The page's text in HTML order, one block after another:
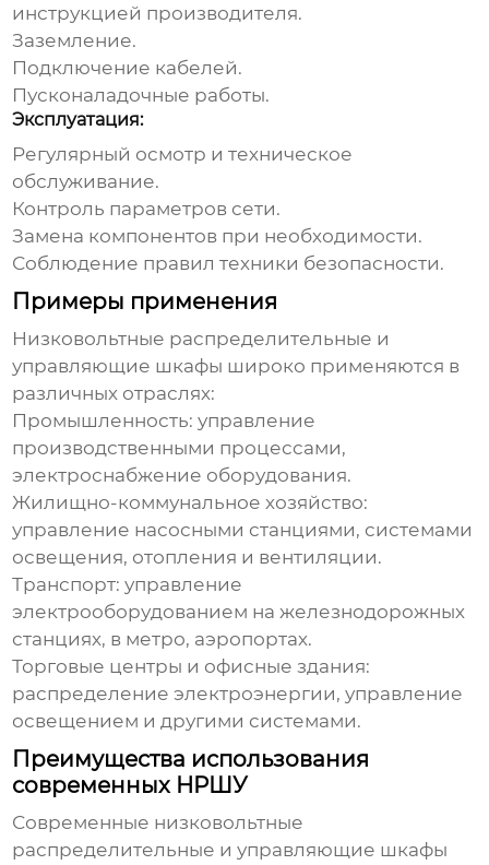
инструкцией производителя.
Заземление.
Подключение кабелей.
Пусконаладочные работы.
Эксплуатация:
Регулярный осмотр и техническое
обслуживание.
Контроль параметров сети.
Замена компонентов при необходимости.
Соблюдение правил техники безопасности.
Примеры применения
Низковольтные распределительные и
управляющие шкафы широко применяются в
различных отраслях:
Промышленность: управление
производственными процессами,
электроснабжение оборудования.
Жилищно-коммунальное хозяйство:
управление насосными станциями, системами
освещения, отопления и вентиляции.
Транспорт: управление
электрооборудованием на железнодорожных
станциях, в метро, аэропортах.
Торговые центры и офисные здания:
распределение электроэнергии, управление
освещением и другими системами.
Преимущества использования
современных НРШУ
Современные низковольтные
распределительные и управляющие шкафы